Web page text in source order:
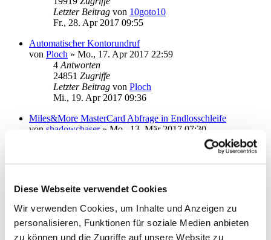
Diese Webseite verwendet Cookies
Wir verwenden Cookies, um Inhalte und Anzeigen zu
personalisieren, Funktionen für soziale Medien anbieten
zu können und die Zugriffe auf unsere Website zu
Letzter Beitrag von 10goto10
Fr., 28. Apr 2017 09:55
Automatischer Kontorundruf
von Ploch » Mo., 17. Apr 2017 22:59
4 Antworten
24851 Zugriffe
Letzter Beitrag von Ploch
Mi., 19. Apr 2017 09:36
Miles&More MasterCard Abfrage in Endlosschleife
von shadowchaser» Mo., 13. Mär 2017 07:30
Letzter Beitragvonaudiolet
Lastschrift Auftrag pausieren
bb-smb »Do., 09. Mär 2017 12:21
2Antworten
19543Zugriffe
Letzter Beitragvonbb-smb